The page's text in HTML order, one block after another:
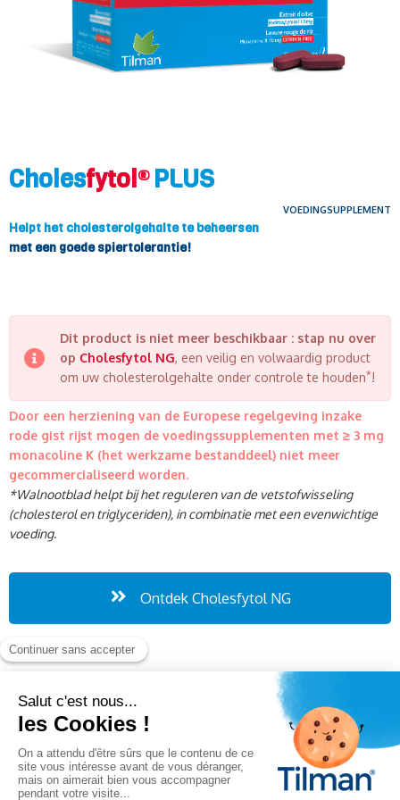
Cholesfytol® PLUS
VOEDINGSUPPLEMENT
Helpt het cholesterolgehalte te beheersen
met een goede spiertolerantie!
Dit product is niet meer beschikbaar : stap nu over
op Cholesfytol NG, een veilig en volwaardig product
om uw cholesterolgehalte onder controle te houden*!
Door een herziening van de Europese regelgeving inzake
rode gist rijst mogen de voedingssupplementen met ≥ 3 mg
monacoline K (het werkzame bestanddeel) niet meer
gecommercialiseerd worden.
*Walnootblad helpt bij het reguleren van de vetstofwisseling
(cholesterol en triglyceriden), in combinatie met een evenwichtige
voeding.
Ontdek Cholesfytol NG
INGREDIËNTEN
Ingrediënten per tablet: Vulstof : microkristalijne cellulose •
gist rijst poeder (Monascus purpureus) 240 mg (equivalent aan
10 mg monacoline K) • Olijf
droogextract (Olea europaea) 50 mg
(equivalent aan 10 mg hydroxytyrosol) • Vulstof : magnesiumoxide
• Zetmeel • Antiklontermiddelen : siliciumdioxide, talk,
magnesiumzouten van vetzuren • Glansmiddelen :